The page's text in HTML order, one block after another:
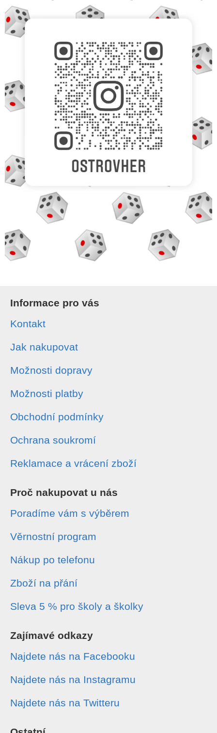
Informace pro vás
Kontakt
Jak nakupovat
Možnosti dopravy
Možnosti platby
Obchodní podmínky
Ochrana soukromí
Reklamace a vrácení zboží
Proč nakupovat u nás
Poradíme vám s výběrem
Věrnostní program
Nákup po telefonu
Zboží na přání
Sleva 5 % pro školy a školky
Zajímavé odkazy
Najdete nás na Facebooku
Najdete nás na Instagramu
Najdete nás na Twitteru